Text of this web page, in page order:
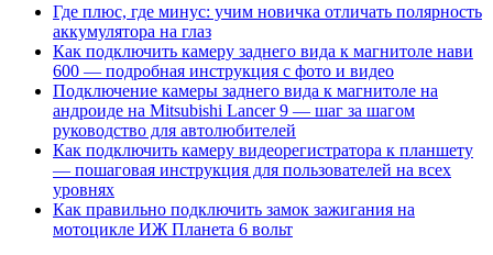
Где плюс, где минус: учим новичка отличать полярность
аккумулятора на глаз
Как подключить камеру заднего вида к магнитоле нави
600 — подробная инструкция с фото и видео
Подключение камеры заднего вида к магнитоле на
андроиде на Mitsubishi Lancer 9 — шаг за шагом
руководство для автолюбителей
Как подключить камеру видеорегистратора к планшету
— пошаговая инструкция для пользователей на всех
уровнях
Как правильно подключить замок зажигания на
мотоцикле ИЖ Планета 6 вольт